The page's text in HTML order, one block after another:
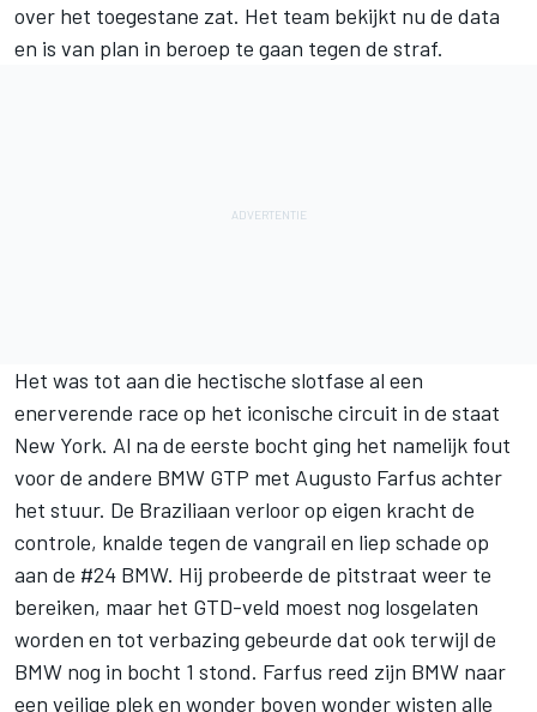
over het toegestane zat. Het team bekijkt nu de data
en is van plan in beroep te gaan tegen de straf.
Het was tot aan die hectische slotfase al een
enerverende race op het iconische circuit in de staat
New York. Al na de eerste bocht ging het namelijk fout
voor de andere BMW GTP met Augusto Farfus achter
het stuur. De Braziliaan verloor op eigen kracht de
controle, knalde tegen de vangrail en liep schade op
aan de #24 BMW. Hij probeerde de pitstraat weer te
bereiken, maar het GTD-veld moest nog losgelaten
worden en tot verbazing gebeurde dat ook terwijl de
BMW nog in bocht 1 stond. Farfus reed zijn BMW naar
een veilige plek en wonder boven wonder wisten alle